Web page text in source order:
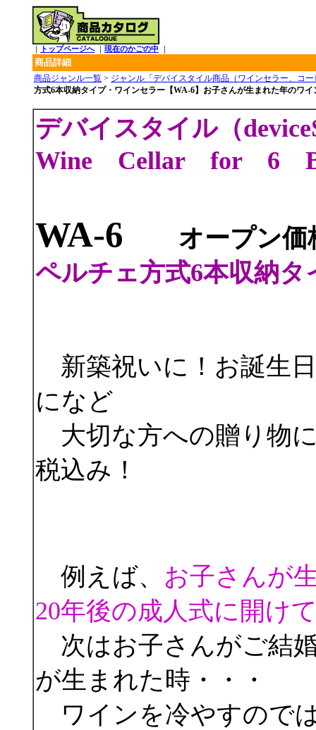
トップページへ｜ 現在のかごの中
商品詳細
商品ジャンル一覧 > ジャンル「デバイスタイル商品（ワインセラー、コ
方式6本収納タイプ・ワインセラー【WA-6】お子さんが生まれた年のワ
デバイスタイル（
Wine Cellar for 6
WA-6
オープン価
ペルチェ方式6本収納
新築祝いに！お誕生
になど
大切な方への贈り物
税込み！
例えば、 お子さんが
20年後の成人式に開け
次はお子さんがご結
が生まれた時・・・
ワインを冷やすので